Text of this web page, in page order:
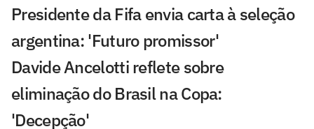
Presidente da Fifa envia carta à seleção
argentina: 'Futuro promissor'
Davide Ancelotti reflete sobre
eliminação do Brasil na Copa:
'Decepção'